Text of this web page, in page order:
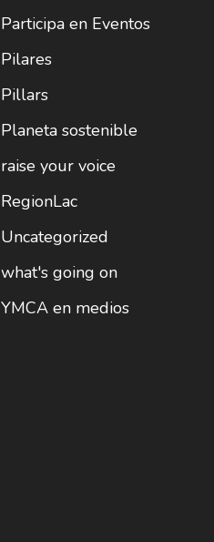
Participa en Eventos
Pilares
Pillars
Planeta sostenible
raise your voice
RegionLac
Uncategorized
what's going on
YMCA en medios